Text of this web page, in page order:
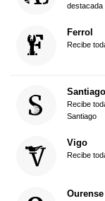
destacada
Ferrol
Recibe
Santiago
Recibe
Santiago
Vigo
Recibe
Ourense